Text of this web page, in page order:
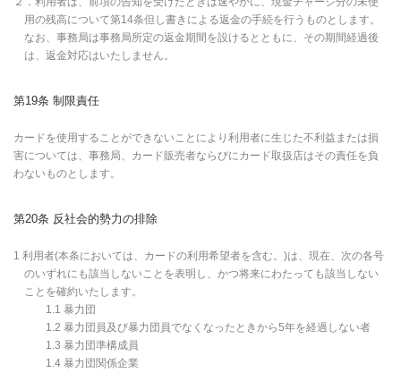
用の残高について第14条但し書きによる返金の手続を行うものとします。
なお、事務局は事務局所定の返金期間を設けるとともに、その期間経過後
は、返金対応はいたしません。
第19条 制限責任
カードを使用することができないことにより利用者に生じた不利益または損
害については、事務局、カード販売者ならびにカード取扱店はその責任を負
わないものとします。
第20条 反社会的勢力の排除
1 利用者(本条においては、カードの利用希望者を含む。)は、現在、次の各号
のいずれにも該当しないことを表明し、かつ将来にわたっても該当しない
ことを確約いたします。
1.1 暴力団
1.2 暴力団員及び暴力団員でなくなったときから5年を経過しない者
1.3 暴力団準構成員
1.4 暴力団関係企業